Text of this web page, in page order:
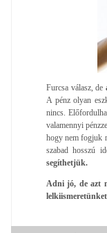
Furcsa válasz, de
A pénz olyan
nincs.
valamennyi
hogy nem fogjuk
szabad hosszú
segíthetjük.
Adni jó, de azt